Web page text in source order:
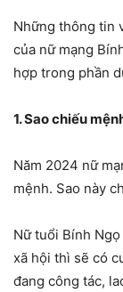
Những thông tin
của nữ mạng
hợp trong phần
1. Sao chiếu
Năm 2024 nữ
mệnh. Sao này
Nữ tuổi Bính
xã hội thì sẽ có
đang công tác,